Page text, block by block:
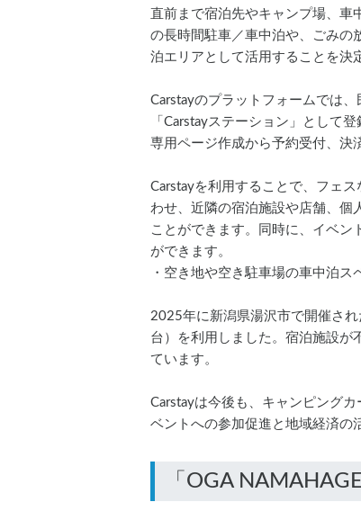
直前まで宿泊先やキャンプ場、
の長時間駐車／車中泊や、ごみの
泊エリアとして活用することを決
Carstayのプラットフォームでは
「Carstayステーション」として
専用ページ作成から予約受付、決
Carstayを利用することで、フェ
わせ、近隣の宿泊施設や店舗、個
ことができます。同時に、イベン
ができます。
・空き地や空き駐車場の車中泊ス
2025年に新潟県湯沢市で開催さ
台）を利用しました。宿泊施設が
ています。
Carstayは今後も、キャンピング
ベントへの参加促進と地域経済の